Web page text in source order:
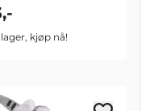
kjøp nå!